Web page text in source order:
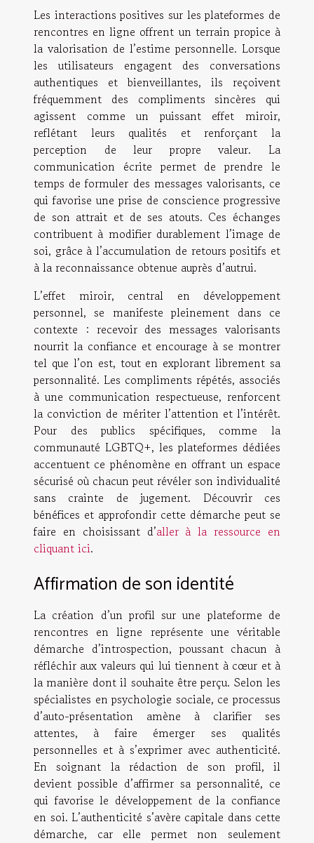
Les interactions positives sur les plateformes de
rencontres en ligne offrent un terrain propice à
la valorisation de l’estime personnelle. Lorsque
les utilisateurs engagent des conversations
authentiques et bienveillantes, ils reçoivent
fréquemment des compliments sincères qui
agissent comme un puissant effet miroir,
reflétant leurs qualités et renforçant la
perception de leur propre valeur. La
communication écrite permet de prendre le
temps de formuler des messages valorisants, ce
qui favorise une prise de conscience progressive
de son attrait et de ses atouts. Ces échanges
contribuent à modifier durablement l’image de
soi, grâce à l’accumulation de retours positifs et
à la reconnaissance obtenue auprès d’autrui.
L’effet miroir, central en développement
personnel, se manifeste pleinement dans ce
contexte : recevoir des messages valorisants
nourrit la confiance et encourage à se montrer
tel que l’on est, tout en explorant librement sa
personnalité. Les compliments répétés, associés
à une communication respectueuse, renforcent
la conviction de mériter l’attention et l’intérêt.
Pour des publics spécifiques, comme la
communauté LGBTQ+, les plateformes dédiées
accentuent ce phénomène en offrant un espace
sécurisé où chacun peut révéler son individualité
sans crainte de jugement. Découvrir ces
bénéfices et approfondir cette démarche peut se
faire en choisissant d’aller à la ressource en
cliquant ici.
Affirmation de son identité
La création d’un profil sur une plateforme de
rencontres en ligne représente une véritable
démarche d’introspection, poussant chacun à
réfléchir aux valeurs qui lui tiennent à cœur et à
la manière dont il souhaite être perçu. Selon les
spécialistes en psychologie sociale, ce processus
d’auto-présentation amène à clarifier ses
attentes, à faire émerger ses qualités
personnelles et à s’exprimer avec authenticité.
En soignant la rédaction de son profil, il
devient possible d’affirmer sa personnalité, ce
qui favorise le développement de la confiance
en soi. L’authenticité s’avère capitale dans cette
démarche, car elle permet non seulement